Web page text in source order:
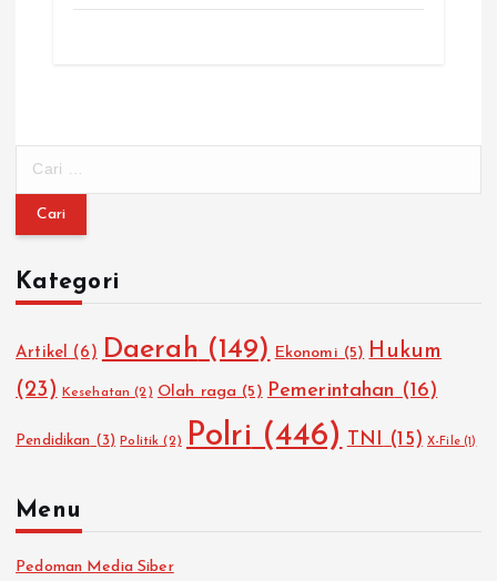
i
n
t
k
:
Kategori
Artikel (6) Daerah (149) Ekonomi (5) Hukum
(23)
Kesehatan (2) Olah raga (5) Pemerintahan (16)
Pendidikan (3) Politik (2) Polri (446) TNI (15) X-File(1)
Menu
Pedoman Media Siber